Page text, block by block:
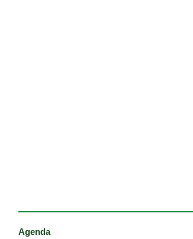
Agenda